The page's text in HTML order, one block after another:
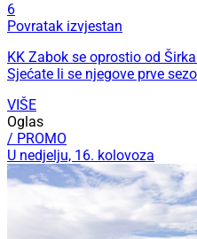
6
Povratak izvjestan
KK Zabok se oprostio od
Sjećate li se njegove prve
VIŠE
Oglas
/ PROMO
U nedjelju, 16. kolovoza